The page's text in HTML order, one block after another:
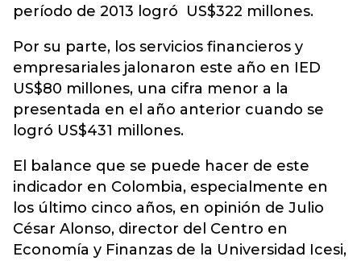
período de 2013 logró US$322 millones.
Por su parte, los servicios financieros y
empresariales jalonaron este año en IED
US$80 millones, una cifra menor a la
presentada en el año anterior cuando se
logró US$431 millones.
El balance que se puede hacer de este
indicador en Colombia, especialmente en
los último cinco años, en opinión de Julio
César Alonso, director del Centro en
Economía y Finanzas de la Universidad Icesi,